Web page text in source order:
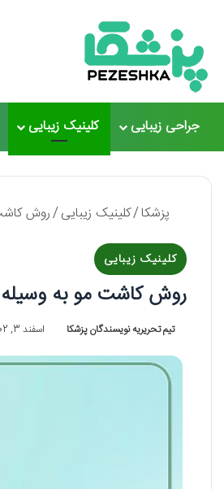
جراحی زیبایی کلینیک زیبایی
پزشکا/کلینیک زیبایی/روش کاشت
کلینیک زیبایی
روش کاشت مو به وسیله
تیم تحریریه نویسندگان پزشکا اسفند 3, 1402